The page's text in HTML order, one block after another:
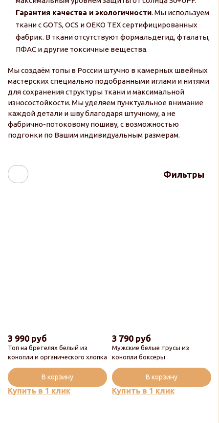
Гарантия качества и экологичности. Мы используем
ткани с GOTS, OCS и OEKO TEX сертифицированных
фабрик. В ткани отсутствуют формальдегид, фталаты,
ПФАС и другие токсичные вещества.
Мы создаём топы в России штучно в камерных швейных
мастерских специально подобранными иглами и нитями
для сохранения структуры ткани и максимальной
износостойкости. Мы уделяем пунктуальное внимание
каждой детали и шву благодаря штучному, а не
фабрично-потоковому пошиву, с возможностью
подгонки по Вашим индивидуальным размерам.
Фильтры
Топ на бретелях белый из
конопли и органического хлопка
3 990 руб
Купить в 1 клик
В корзину
Мужские белые трусы из
конопли боксеры
3 790 руб
Купить в 1 клик
В корзину